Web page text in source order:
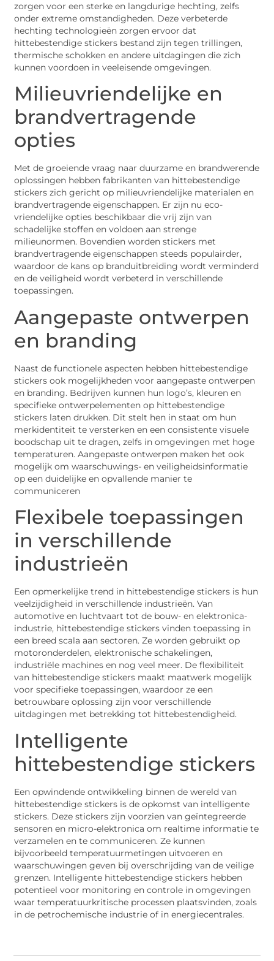
zorgen voor een sterke en langdurige hechting, zelfs
onder extreme omstandigheden. Deze verbeterde
hechting technologieën zorgen ervoor dat
hittebestendige stickers bestand zijn tegen trillingen,
thermische schokken en andere uitdagingen die zich
kunnen voordoen in veeleisende omgevingen.
Milieuvriendelijke en
brandvertragende
opties
Met de groeiende vraag naar duurzame en brandwerende
oplossingen hebben fabrikanten van hittebestendige
stickers zich gericht op milieuvriendelijke materialen en
brandvertragende eigenschappen. Er zijn nu eco-
vriendelijke opties beschikbaar die vrij zijn van
schadelijke stoffen en voldoen aan strenge
milieunormen. Bovendien worden stickers met
brandvertragende eigenschappen steeds populairder,
waardoor de kans op branduitbreiding wordt verminderd
en de veiligheid wordt verbeterd in verschillende
toepassingen.
Aangepaste ontwerpen
en branding
Naast de functionele aspecten hebben hittebestendige
stickers ook mogelijkheden voor aangepaste ontwerpen
en branding. Bedrijven kunnen hun logo’s, kleuren en
specifieke ontwerpelementen op hittebestendige
stickers laten drukken. Dit stelt hen in staat om hun
merkidentiteit te versterken en een consistente visuele
boodschap uit te dragen, zelfs in omgevingen met hoge
temperaturen. Aangepaste ontwerpen maken het ook
mogelijk om waarschuwings- en veiligheidsinformatie
op een duidelijke en opvallende manier te
communiceren
Flexibele toepassingen
in verschillende
industrieën
Een opmerkelijke trend in hittebestendige stickers is hun
veelzijdigheid in verschillende industrieën. Van
automotive en luchtvaart tot de bouw- en elektronica-
industrie, hittebestendige stickers vinden toepassing in
een breed scala aan sectoren. Ze worden gebruikt op
motoronderdelen, elektronische schakelingen,
industriële machines en nog veel meer. De flexibiliteit
van hittebestendige stickers maakt maatwerk mogelijk
voor specifieke toepassingen, waardoor ze een
betrouwbare oplossing zijn voor verschillende
uitdagingen met betrekking tot hittebestendigheid.
Intelligente
hittebestendige stickers
Een opwindende ontwikkeling binnen de wereld van
hittebestendige stickers is de opkomst van intelligente
stickers. Deze stickers zijn voorzien van geïntegreerde
sensoren en micro-elektronica om realtime informatie te
verzamelen en te communiceren. Ze kunnen
bijvoorbeeld temperatuurmetingen uitvoeren en
waarschuwingen geven bij overschrijding van de veilige
grenzen. Intelligente hittebestendige stickers hebben
potentieel voor monitoring en controle in omgevingen
waar temperatuurkritische processen plaatsvinden, zoals
in de petrochemische industrie of in energiecentrales.